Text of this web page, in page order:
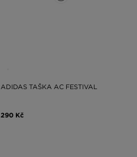
ADIDAS TAŠKA AC FESTIVAL
290 Kč